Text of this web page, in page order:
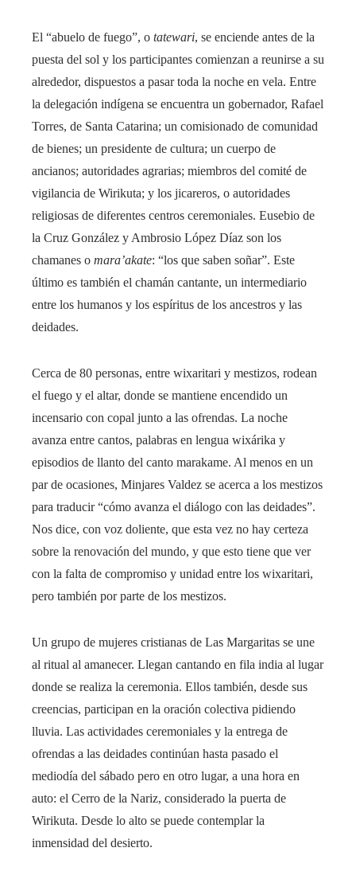
El “abuelo de fuego”, o tatewari, se enciende antes de la
puesta del sol y los participantes comienzan a reunirse a su
alrededor, dispuestos a pasar toda la noche en vela. Entre
la delegación indígena se encuentra un gobernador, Rafael
Torres, de Santa Catarina; un comisionado de comunidad
de bienes; un presidente de cultura; un cuerpo de
ancianos; autoridades agrarias; miembros del comité de
vigilancia de Wirikuta; y los jicareros, o autoridades
religiosas de diferentes centros ceremoniales. Eusebio de
la Cruz González y Ambrosio López Díaz son los
chamanes o mara’akate: “los que saben soñar”. Este
último es también el chamán cantante, un intermediario
entre los humanos y los espíritus de los ancestros y las
deidades.
Cerca de 80 personas, entre wixaritari y mestizos, rodean
el fuego y el altar, donde se mantiene encendido un
incensario con copal junto a las ofrendas. La noche
avanza entre cantos, palabras en lengua wixárika y
episodios de llanto del canto marakame. Al menos en un
par de ocasiones, Minjares Valdez se acerca a los mestizos
para traducir “cómo avanza el diálogo con las deidades”.
Nos dice, con voz doliente, que esta vez no hay certeza
sobre la renovación del mundo, y que esto tiene que ver
con la falta de compromiso y unidad entre los wixaritari,
pero también por parte de los mestizos.
Un grupo de mujeres cristianas de Las Margaritas se une
al ritual al amanecer. Llegan cantando en fila india al lugar
donde se realiza la ceremonia. Ellos también, desde sus
creencias, participan en la oración colectiva pidiendo
lluvia. Las actividades ceremoniales y la entrega de
ofrendas a las deidades continúan hasta pasado el
mediodía del sábado pero en otro lugar, a una hora en
auto: el Cerro de la Nariz, considerado la puerta de
Wirikuta. Desde lo alto se puede contemplar la
inmensidad del desierto.